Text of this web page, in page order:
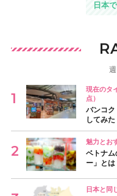
日本
現在のタ
点）
バンコク
してみた
魅力とお
ベトナム
ー」とは
日本と同